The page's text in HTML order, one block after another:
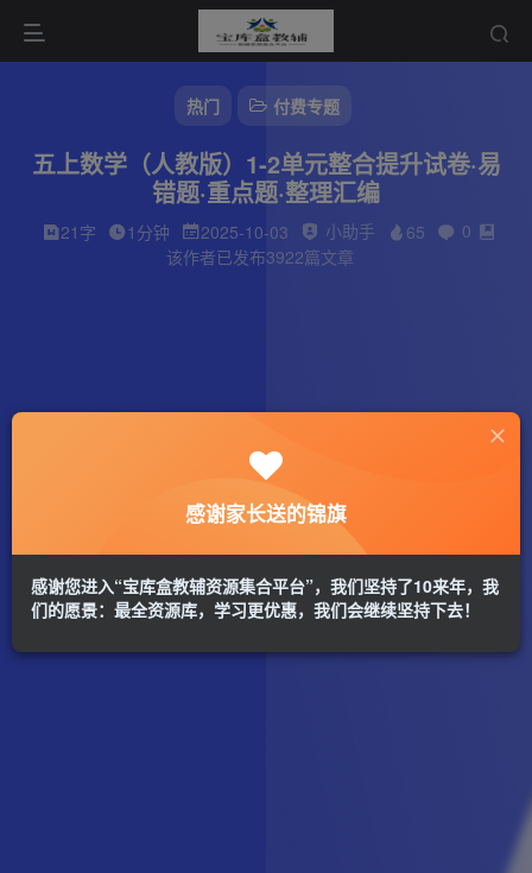
热门 付费专题
五上数学（人教版）1-2单元整合提升试卷·易
错题·重点题·整理汇编
21字 1分钟 2025-10-03 小助手 65
0
该作者已发布3922篇文章
感谢家长送的锦旗
感谢您进入“宝库盒教辅资源集合平台”，我们坚持了10来年，我
们的愿景：最全资源库，学习更优惠，我们会继续坚持下去！